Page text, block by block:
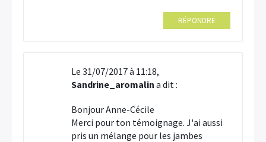
RÉPONDRE
Le 31/07/2017 à 11:18,
Sandrine_aromalin a dit :
Bonjour Anne-Cécile
Merci pour ton témoignage. J'ai aussi
pris un mélange pour les jambes